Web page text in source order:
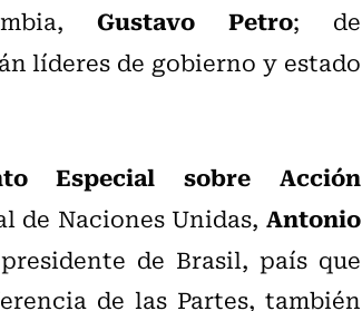
Gustavo Petro; de
líderes de gobierno y estado
Especial sobre Acción
de Naciones Unidas, Antonio
presidente de Brasil, país que
de las Partes, también